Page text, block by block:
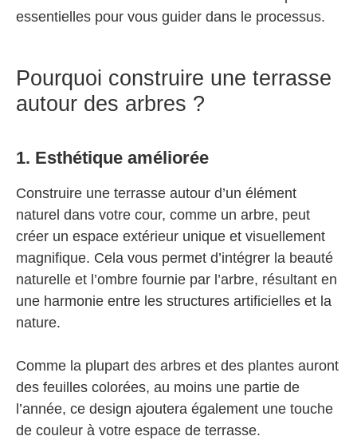
essentielles pour vous guider dans le processus.
Pourquoi construire une terrasse
autour des arbres ?
1. Esthétique améliorée
Construire une terrasse autour d’un élément
naturel dans votre cour, comme un arbre, peut
créer un espace extérieur unique et visuellement
magnifique. Cela vous permet d’intégrer la beauté
naturelle et l’ombre fournie par l’arbre, résultant en
une harmonie entre les structures artificielles et la
nature.
Comme la plupart des arbres et des plantes auront
des feuilles colorées, au moins une partie de
l’année, ce design ajoutera également une touche
de couleur à votre espace de terrasse.